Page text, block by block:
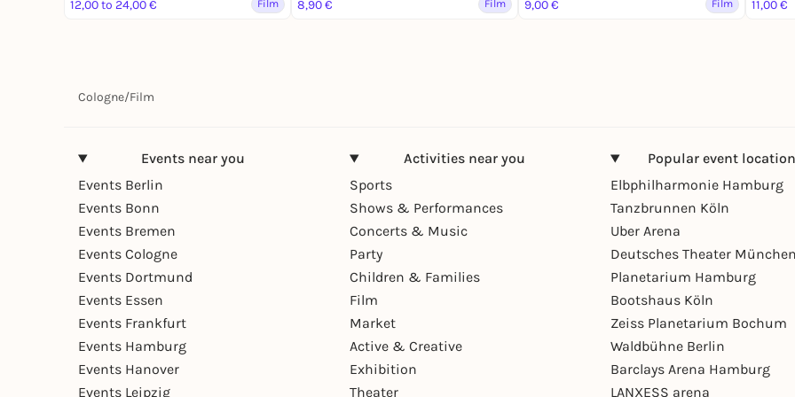
12,00 to 24,00 €
Film
8,90 €
Film
9,00 €
Film
11,00 €
Cologne/Film
Events near you
Events Berlin
Events Bonn
Events Bremen
Events Cologne
Events Dortmund
Events Essen
Events Frankfurt
Events Hamburg
Events Hanover
Events Leipzig
Activities near you
Sports
Shows & Performances
Concerts & Music
Party
Children & Families
Film
Market
Active & Creative
Exhibition
Theater
Popular event
Elbphilharmonie Hamburg
Tanzbrunnen Köln
Uber Arena
Deutsches Theater München
Planetarium Hamburg
Bootshaus Köln
Zeiss Planetarium Bochum
Waldbühne Berlin
Barclays Arena Hamburg
LANXESS arena